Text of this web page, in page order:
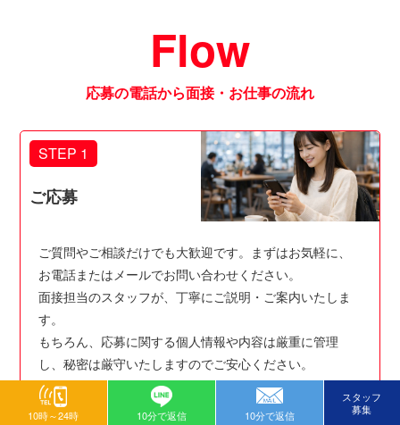
Flow
応募の電話から面接・お仕事の流れ
STEP 1
ご応募
ご質問やご相談だけでも大歓迎です。まずはお気軽に、
お電話またはメールでお問い合わせください。
面接担当のスタッフが、丁寧にご説明・ご案内いたしま
す。
もちろん、応募に関する個人情報や内容は厳重に管理
し、秘密は厳守いたしますのでご安心ください。
10時～24時 10分で返信 10分で返信
スタッフ
募集